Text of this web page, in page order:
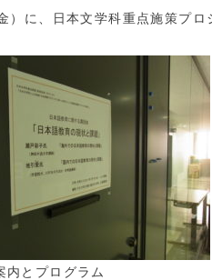
）に、日本文学科重点施策プ
内とプログラム